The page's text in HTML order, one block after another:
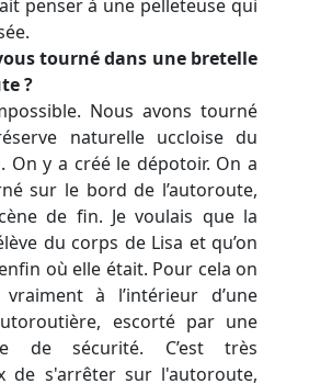
penser à une pelleteuse qui
tourné dans une bretelle
?
Nous avons tourné
naturelle uccloise du
On y a créé le dépotoir. On a
sur le bord de l’autoroute,
de fin. Je voulais que la
du corps de Lisa et qu’on
où elle était. Pour cela on
à l’intérieur d’une
escorté par une
de sécurité. C’est très
de s'arrêter sur l'autoroute,